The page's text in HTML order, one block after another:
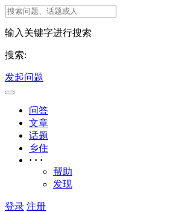
输入关键字进行搜索
搜索:
发起问题
问答
文章
话题
乡住
· · ·
帮助
发现
登录 注册